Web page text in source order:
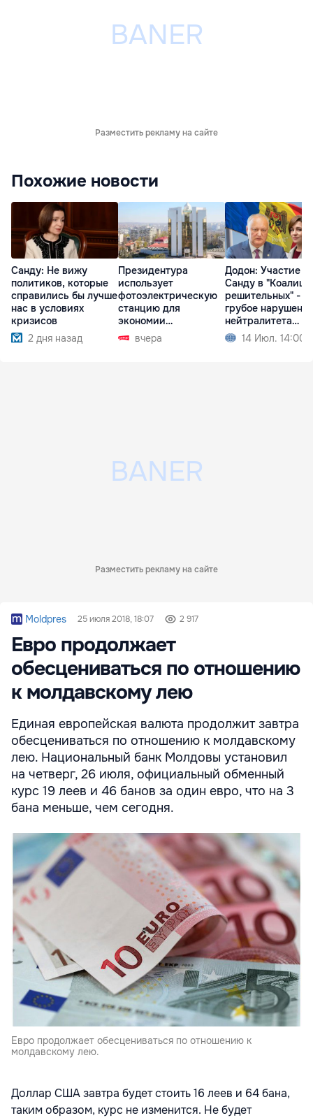
Разместить рекламу на сайте
Похожие новости
Санду: Не вижу
политиков, которые
справились бы лучше
нас в условиях
кризисов
2 дня назад
Президентура
использует
фотоэлектрическую
станцию для
экономии
электроэнергии
вчера
Додон: Участие
Санду в
решительных" -
грубое
нейтралитета
Молдовы
14 Июл. 14:00
Разместить рекламу на сайте
Moldpres 25 июля 2018, 18:07 2 917
Евро продолжает
обесцениваться по отношению
к молдавскому лею
Единая европейская валюта продолжит завтра
обесцениваться по отношению к молдавскому
лею. Национальный банк Молдовы установил
на четверг, 26 июля, официальный обменный
курс 19 леев и 46 банов за один евро, что на 3
бана меньше, чем сегодня.
Евро продолжает обесцениваться по отношению к
молдавскому лею.
Доллар США завтра будет стоить 16 леев и 64 бана,
таким образом, курс не изменится. Не будет